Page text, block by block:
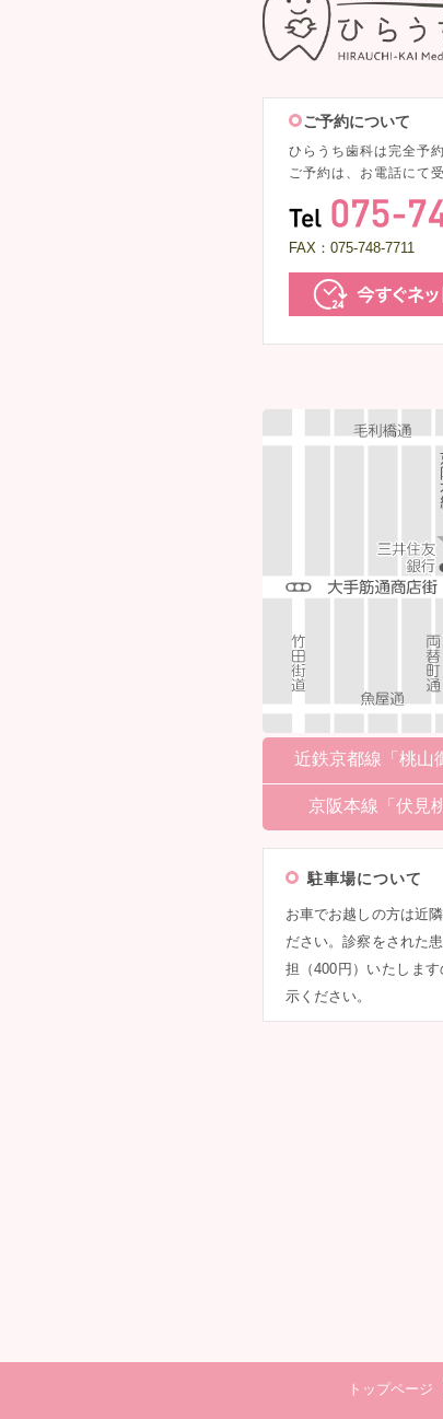
ご予約について
ひらうち歯科は完全予
ご予約は、お電話にて
FAX：075-748-7711
近鉄京都線「桃山
京阪本線「伏見
駐車場について
お車でお越しの方は近
ださい。診察をされた
担（400円）いたしま
示ください。
トップページ